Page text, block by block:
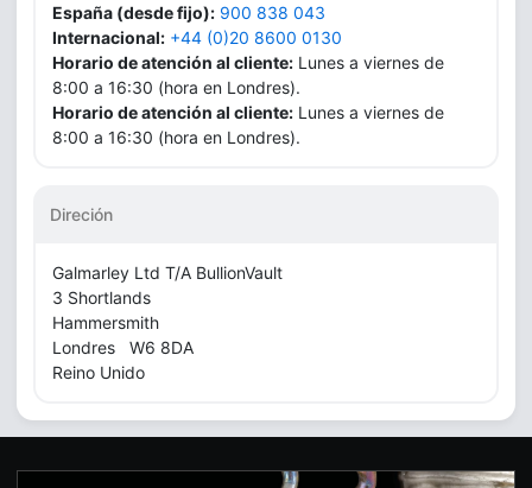
España (desde fijo): 900 838 043
Internacional: +44 (0)20 8600 0130
Horario de atención al cliente: Lunes a viernes de
8:00 a 16:30 (hora en Londres).
Horario de atención al cliente: Lunes a viernes de
8:00 a 16:30 (hora en Londres).
Direción
Galmarley Ltd T/A BullionVault
3 Shortlands
Hammersmith
Londres W6 8DA
Reino Unido